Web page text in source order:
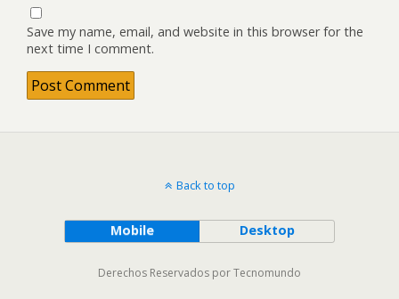
Save my name, email, and website in this browser for the
next time I comment.
Back to top
Mobile Desktop
Derechos Reservados por Tecnomundo